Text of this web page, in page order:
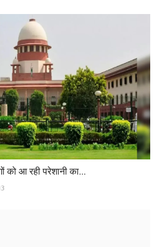
को आ रही परेशानी का...